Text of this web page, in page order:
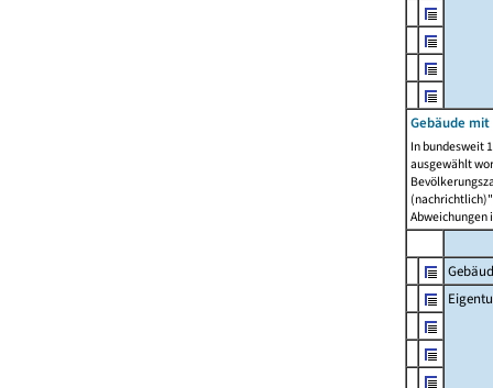
Gebäude
In bundesweit
ausgewählt
Abweichungen